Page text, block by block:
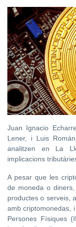
Juan Ignacio
Lener, i Luis
analitzen en La
implicacions
A pesar que les
de moneda o
productes o serveis,
amb criptomonedas,
Persones Físiques